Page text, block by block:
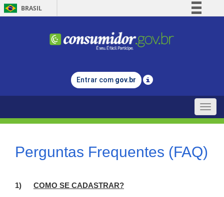
BRASIL
Comunica BR
Legislação
Entrar com gov.br
Toggle
Perguntas Frequentes (FAQ)
1) COMO SE CADASTRAR?